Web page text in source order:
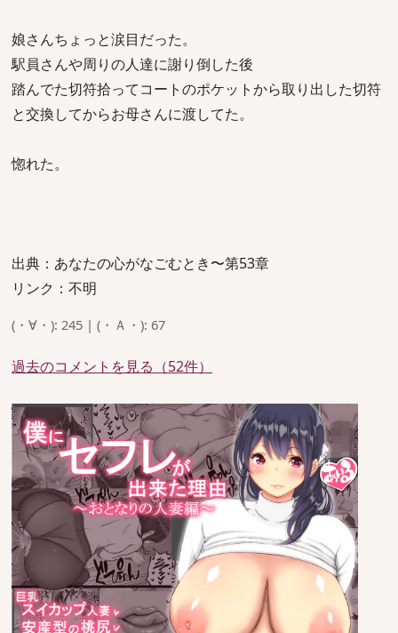
娘さんちょっと涙目だった。
駅員さんや周りの人達に謝り倒した後
踏んでた切符拾ってコートのポケットから取り出した切符
と交換してからお母さんに渡してた。
惚れた。
出典：あなたの心がなごむとき〜第53章
リンク：不明
(・∀・): 245 | (・Ａ・): 67
過去のコメントを見る（52件）